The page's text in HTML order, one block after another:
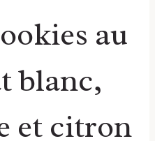
au
blanc,
et citron